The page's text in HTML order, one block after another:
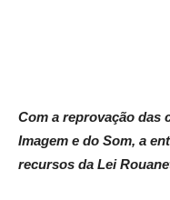
Com a reprovação das
Imagem e do Som, a
recursos da Lei